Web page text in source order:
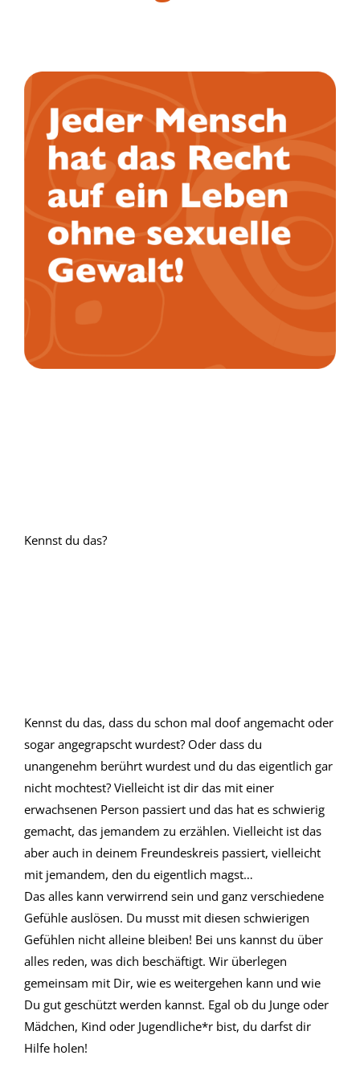
Kennst du das?
Kennst du das, dass du schon mal doof angemacht oder
sogar angegrapscht wurdest? Oder dass du
unangenehm berührt wurdest und du das eigentlich gar
nicht mochtest? Vielleicht ist dir das mit einer
erwachsenen Person passiert und das hat es schwierig
gemacht, das jemandem zu erzählen. Vielleicht ist das
aber auch in deinem Freundeskreis passiert, vielleicht
mit jemandem, den du eigentlich magst…
Das alles kann verwirrend sein und ganz verschiedene
Gefühle auslösen. Du musst mit diesen schwierigen
Gefühlen nicht alleine bleiben! Bei uns kannst du über
alles reden, was dich beschäftigt. Wir überlegen
gemeinsam mit Dir, wie es weitergehen kann und wie
Du gut geschützt werden kannst. Egal ob du Junge oder
Mädchen, Kind oder Jugendliche*r bist, du darfst dir
Hilfe holen!